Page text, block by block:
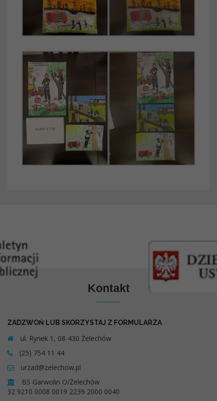
Kontakt
ZADZWOŃ LUB SKORZYSTAJ Z FORMULARZA
ul. Rynek 1, 08-430 Żelechów
(25) 754 11 44
urzad@zelechow.pl
BS Garwolin O/Żelechów
32 9210 0008 0019 2239 2000 0040